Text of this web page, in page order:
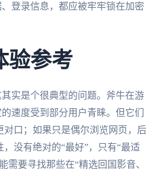
登录信息，都应被牢牢锁在加密
验参考
实是个很典型的问题。斧牛在游
速度受到部分用户青睐。但它们
口；如果只是偶尔浏览网页，后
没有绝对的“最好”，只有“最适
要寻找那些在“精选回国影音、